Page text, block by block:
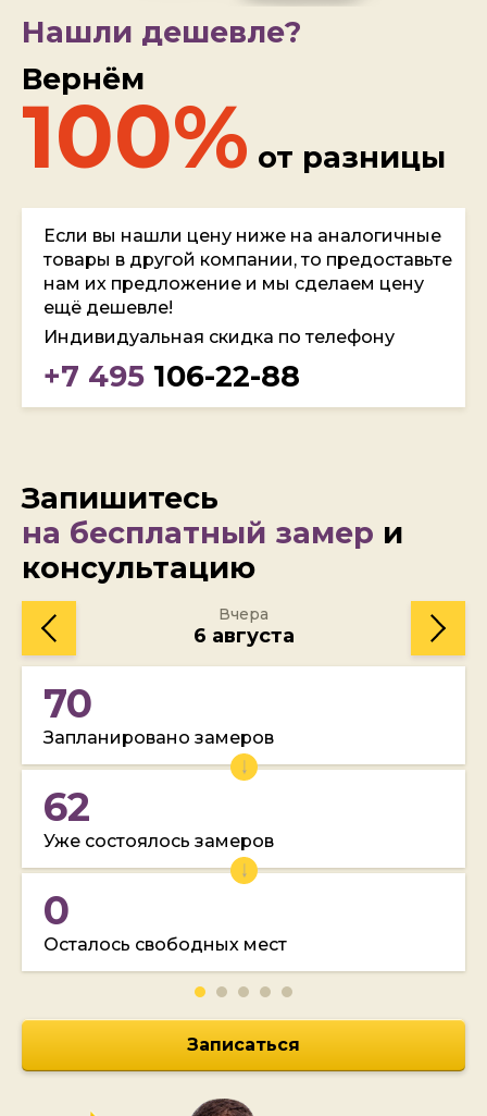
Нашли дешевле?
Вернём
100% от разницы
Если вы нашли цену ниже на аналогичные
товары в другой компании, то предоставьте
нам их предложение и мы сделаем цену
ещё дешевле!
Индивидуальная скидка по телефону
+7 495 106-22-88
Запишитесь
на бесплатный замер и
консультацию
Вчера
6 августа
70
Запланировано замеров
62
Уже состоялось замеров
0
Осталось свободных мест
Записаться